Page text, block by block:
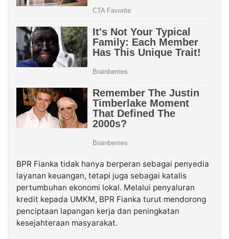
BPR Fianka tidak hanya berperan sebagai penyedia
layanan keuangan, tetapi juga sebagai katalis
pertumbuhan ekonomi lokal. Melalui penyaluran
kredit kepada UMKM, BPR Fianka turut mendorong
penciptaan lapangan kerja dan peningkatan
kesejahteraan masyarakat.